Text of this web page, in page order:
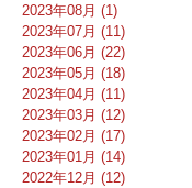
2023年08月 (1)
2023年07月 (11)
2023年06月 (22)
2023年05月 (18)
2023年04月 (11)
2023年03月 (12)
2023年02月 (17)
2023年01月 (14)
2022年12月 (12)